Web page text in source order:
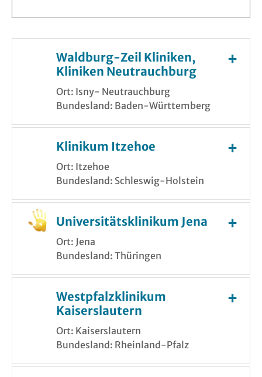
Waldburg-Zeil Kliniken,
Kliniken Neutrauchburg
Ort: Isny- Neutrauchburg
Bundesland: Baden-Württemberg
Klinikum Itzehoe
Ort: Itzehoe
Bundesland: Schleswig-Holstein
Universitätsklinikum Jena
Ort: Jena
Bundesland: Thüringen
Westpfalzklinikum
Kaiserslautern
Ort: Kaiserslautern
Bundesland: Rheinland-Pfalz